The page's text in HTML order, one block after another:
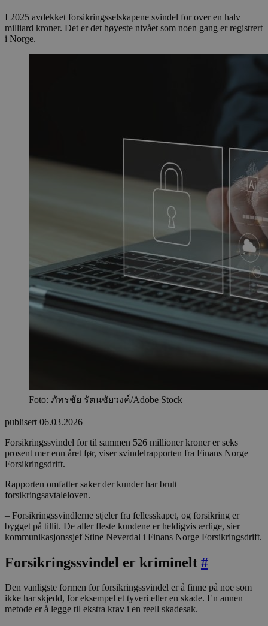
I 2025 avdekket forsikringsselskapene svindel for over en halv
milliard kroner. Det er det høyeste nivået som noen gang er registrert
i Norge.
Foto: ภัทรชัย รัตนชัยวงค์/Adobe Stock
publisert 06.03.2026
Forsikringssvindel for til sammen 526 millioner kroner er seks
prosent mer enn året før, viser svindelrapporten fra Finans Norge
Forsikringsdrift.
Rapporten omfatter saker der kunder har brutt
forsikringsavtaleloven.
– Forsikringssvindlerne stjeler fra fellesskapet, og forsikring er
bygget på tillit. De aller fleste kundene er heldigvis ærlige, sier
kommunikasjonssjef Stine Neverdal i Finans Norge Forsikringsdrift.
Forsikringssvindel er kriminelt #
Den vanligste formen for forsikringssvindel er å finne på noe som
ikke har skjedd, for eksempel et tyveri eller en skade. En annen
metode er å legge til ekstra krav i en reell skadesak.